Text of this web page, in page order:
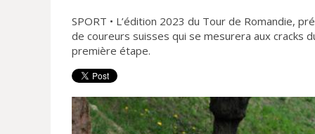
SPORT • L’édition 2023 du Tour de Romandie,
de coureurs suisses qui se mesurera aux cracks
première étape.